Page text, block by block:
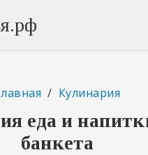
/ Кулинария
еда и
банкета